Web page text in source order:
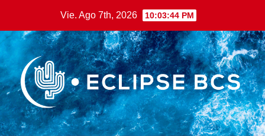
contenido
Vie. Ago 7th, 2026 10:03:46 PM